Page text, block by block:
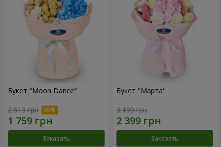
Букет "Moon Dance"
2 513 грн
Заказать
Букет "Марта"
3 199 грн
Заказать